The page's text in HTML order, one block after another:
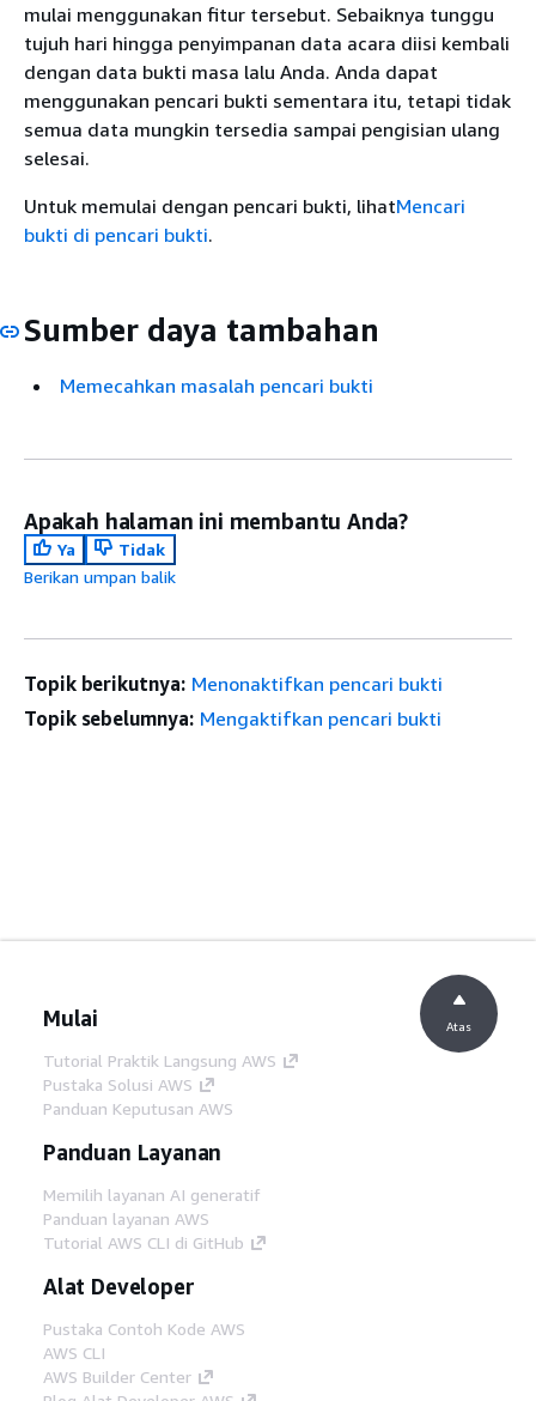
mulai menggunakan fitur tersebut. Sebaiknya tunggu
tujuh hari hingga penyimpanan data acara diisi kembali
dengan data bukti masa lalu Anda. Anda dapat
menggunakan pencari bukti sementara itu, tetapi tidak
semua data mungkin tersedia sampai pengisian ulang
selesai.
Untuk memulai dengan pencari bukti, lihatMencari
bukti di pencari bukti.
Sumber daya tambahan
Memecahkan masalah pencari bukti
Apakah halaman ini membantu Anda?
Ya
Tidak
Berikan umpan balik
Topik berikutnya: Menonaktifkan pencari bukti
Topik sebelumnya: Mengaktifkan pencari bukti
Mulai
Tutorial Praktik Langsung AWS
Pustaka Solusi AWS
Panduan Keputusan AWS
Panduan Layanan
Memilih layanan AI generatif
Panduan layanan AWS
Tutorial AWS CLI di GitHub
Alat Developer
Pustaka Contoh Kode AWS
AWS CLI
AWS Builder Center
Atas